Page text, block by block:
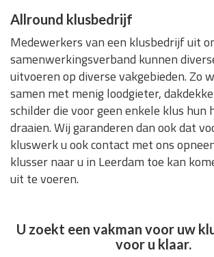
Allround klusbedrijf
Medewerkers van een klusbedrijf uit
samenwerkingsverband kunnen
uitvoeren op diverse vakgebieden. Zo
samen met menig loodgieter,
schilder die voor geen enkele klus hun
draaien. Wij garanderen dan ook dat
kluswerk u ook contact met ons
klusser naar u in Leerdam toe kan
uit te voeren.
U zoekt een vakman voor uw
voor u klaar.